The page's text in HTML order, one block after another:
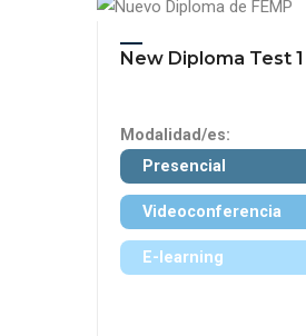
New Diploma Test 1
Modalidad/es:
Presencial
Videoconferencia
E-learning